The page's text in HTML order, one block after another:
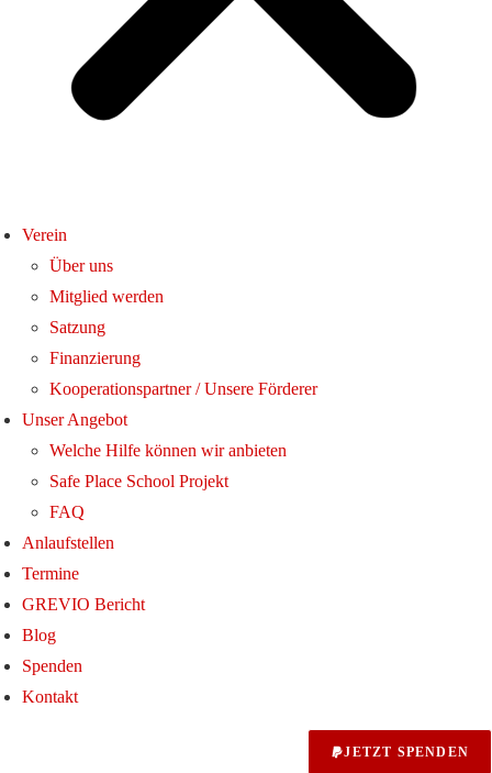
Verein
Über uns
Mitglied werden
Satzung
Finanzierung
Kooperationspartner / Unsere Förderer
Unser Angebot
Welche Hilfe können wir anbieten
Safe Place School Projekt
FAQ
Anlaufstellen
Termine
GREVIO Bericht
Blog
Spenden
Kontakt
JETZT SPENDEN